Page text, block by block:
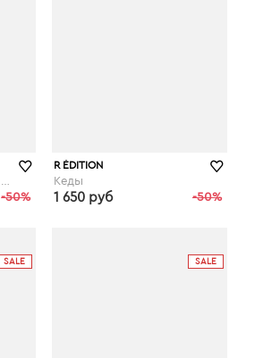
-50%
R ÉDITION
Кеды
-50%
1 650 руб
SALE SALE